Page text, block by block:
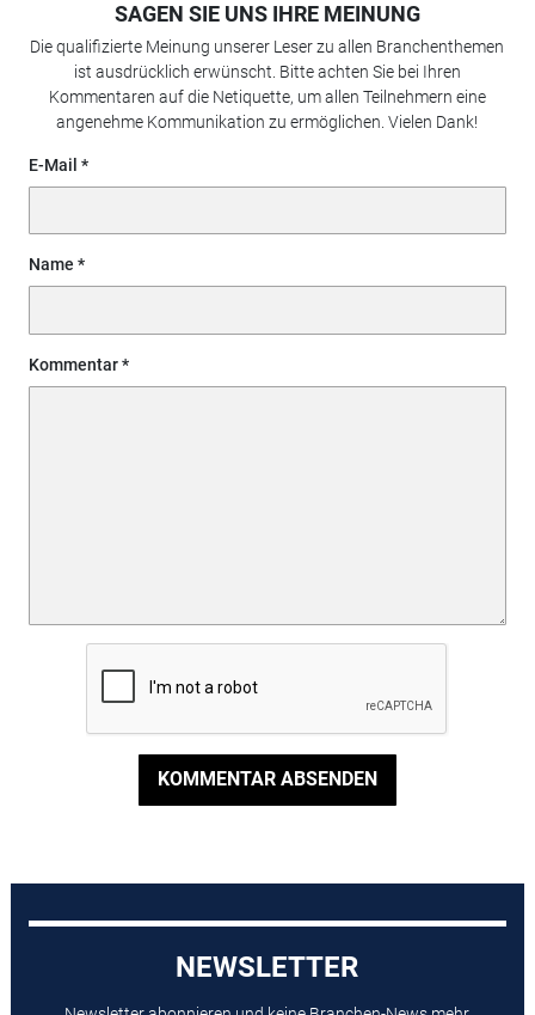
SAGEN SIE UNS IHRE MEINUNG
Die qualifizierte Meinung unserer Leser zu allen Branchenthemen
ist ausdrücklich erwünscht. Bitte achten Sie bei Ihren
Kommentaren auf die Netiquette, um allen Teilnehmern eine
angenehme Kommunikation zu ermöglichen. Vielen Dank!
E-Mail
Name
Kommentar
KOMMENTAR ABSENDEN
NEWSLETTER